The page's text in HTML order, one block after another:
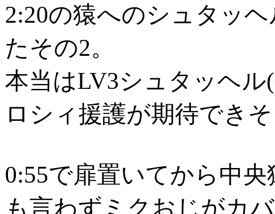
2:20の猿へのシュタッ
たその2。
本当はLV3シュタッヘ
ロシィ援護が期待でき
0:55で扉置いてから中
も言わずミクおじがカ